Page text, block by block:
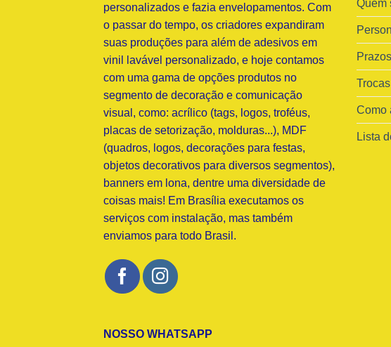
personalizados e fazia envelopamentos. Com
o passar do tempo, os criadores expandiram
suas produções para além de adesivos em
vinil lavável personalizado, e hoje contamos
com uma gama de opções produtos no
segmento de decoração e comunicação
visual, como: acrílico (tags, logos, troféus,
placas de setorização, molduras...), MDF
(quadros, logos, decorações para festas,
objetos decorativos para diversos segmentos),
banners em lona, dentre uma diversidade de
coisas mais! Em Brasília executamos os
serviços com instalação, mas também
enviamos para todo Brasil.
NOSSO WHATSAPP
Quem
Como
Lista